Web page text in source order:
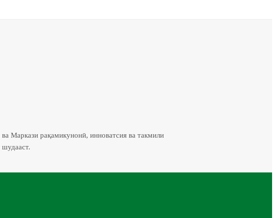
Маркази рақамикунонӣ, инноватсия ва такмили